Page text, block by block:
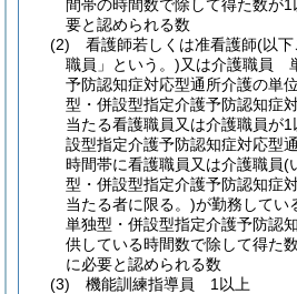
間帯の時間数で除して得た数が
要と認められる数
(2)
看護師若しくは准看護師(以下
職員」という。)又は介護職員
予防認知症対応型通所介護の単
型・併設型指定介護予防認知症
当たる看護職員又は介護職員が
設型指定介護予防認知症対応型
時間帯に看護職員又は介護職員(
型・併設型指定介護予防認知症
当たる者に限る。)が勤務してい
単独型・併設型指定介護予防認
供している時間数で除して得た
に必要と認められる数
(3)
機能訓練指導員 1以上